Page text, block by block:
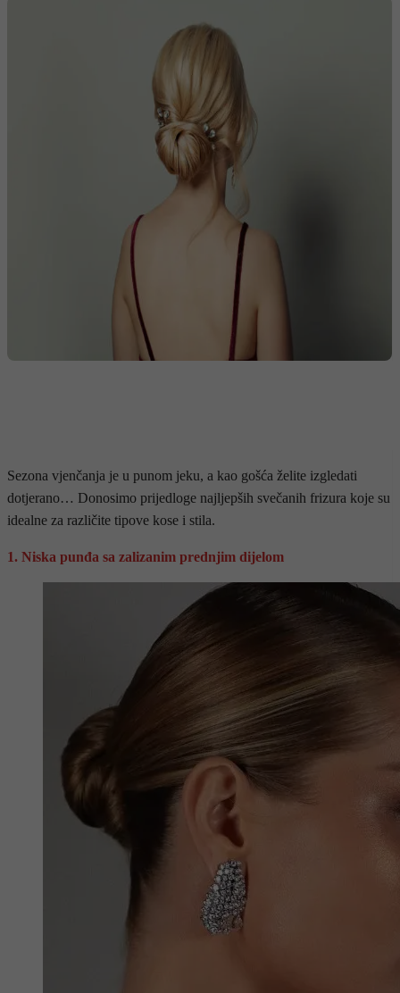
Sezona vjenčanja je u punom jeku, a kao gošća želite izgledati
dotjerano… Donosimo prijedloge najljepših svečanih frizura koje su
idealne za različite tipove kose i stila.
1. Niska punđa sa zalizanim prednjim dijelom